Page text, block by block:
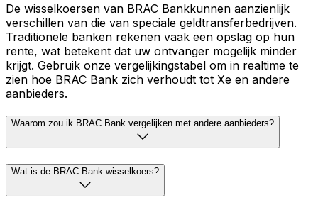
De wisselkoersen van BRAC Bankkunnen aanzienlijk
verschillen van die van speciale geldtransferbedrijven.
Traditionele banken rekenen vaak een opslag op hun
rente, wat betekent dat uw ontvanger mogelijk minder
krijgt. Gebruik onze vergelijkingstabel om in realtime te
zien hoe BRAC Bank zich verhoudt tot Xe en andere
aanbieders.
Waarom zou ik BRAC Bank vergelijken met andere aanbieders?
Wat is de BRAC Bank wisselkoers?